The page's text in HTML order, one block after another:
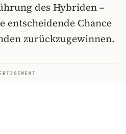
des Hybriden –
entscheidende Chance
zurückzugewinnen.